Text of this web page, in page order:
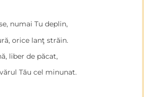
numai Tu deplin,
orice lanţ străin.
liber de păcat,
Tău cel minunat.